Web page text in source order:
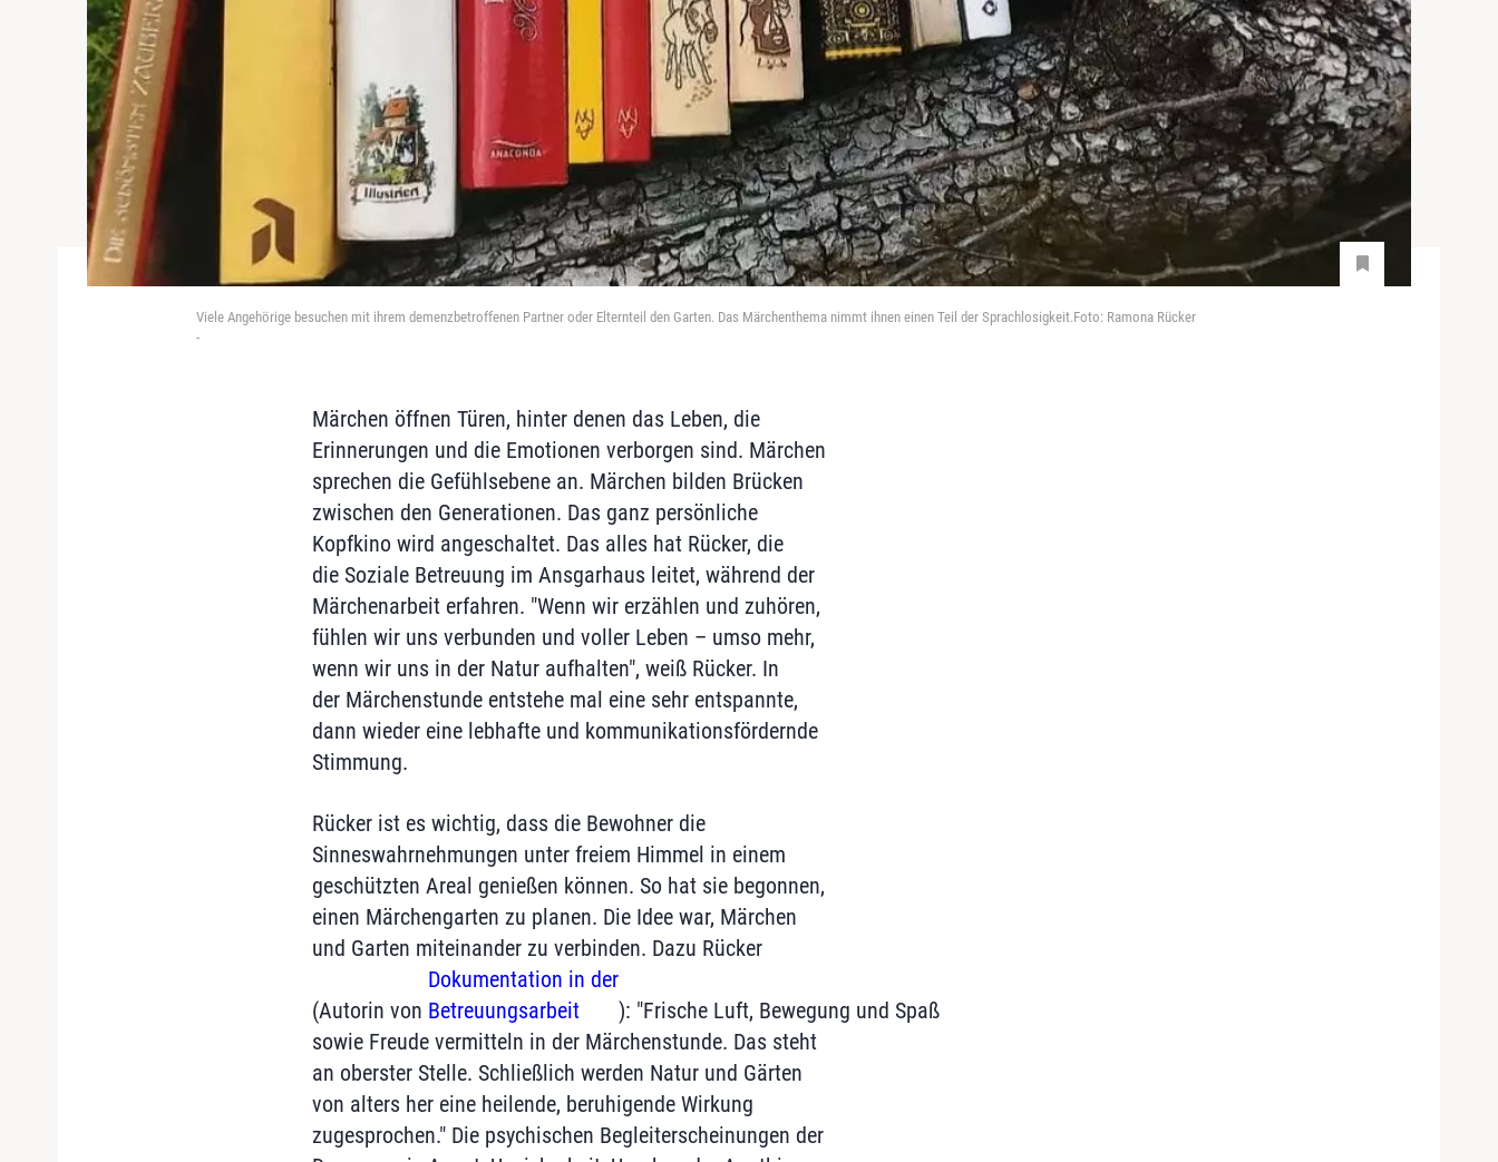
Viele Angehörige besuchen mit ihrem demenzbetroffenen Partner oder Elternteil den Garten. Das Märchenthema nimmt ihnen einen Teil der Sprachlosigkeit.Foto: Ramona Rücker
-
Märchen öffnen Türen, hinter denen das Leben, die
Erinnerungen und die Emotionen verborgen sind. Märchen
sprechen die Gefühlsebene an. Märchen bilden Brücken
zwischen den Generationen. Das ganz persönliche
Kopfkino wird angeschaltet. Das alles hat Rücker, die
die Soziale Betreuung im Ansgarhaus leitet, während der
Märchenarbeit erfahren. "Wenn wir erzählen und zuhören,
fühlen wir uns verbunden und voller Leben – umso mehr,
wenn wir uns in der Natur aufhalten", weiß Rücker. In
der Märchenstunde entstehe mal eine sehr entspannte,
dann wieder eine lebhafte und kommunikationsfördernde
Stimmung.
Rücker ist es wichtig, dass die Bewohner die
Sinneswahrnehmungen unter freiem Himmel in einem
geschützten Areal genießen können. So hat sie begonnen,
einen Märchengarten zu planen. Die Idee war, Märchen
und Garten miteinander zu verbinden. Dazu Rücker
(Autorin von
Dokumentation in der
Betreuungsarbeit
): "Frische Luft, Bewegung und Spaß
sowie Freude vermitteln in der Märchenstunde. Das steht
an oberster Stelle. Schließlich werden Natur und Gärten
von alters her eine heilende, beruhigende Wirkung
zugesprochen." Die psychischen Begleiterscheinungen der